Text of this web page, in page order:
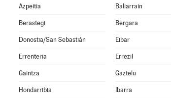
Azpeitia Baliarrain
Berastegi Bergara
Donostia/San Sebastián Eibar
Errenteria Errezil
Gaintza Gaztelu
Hondarribia Ibarra